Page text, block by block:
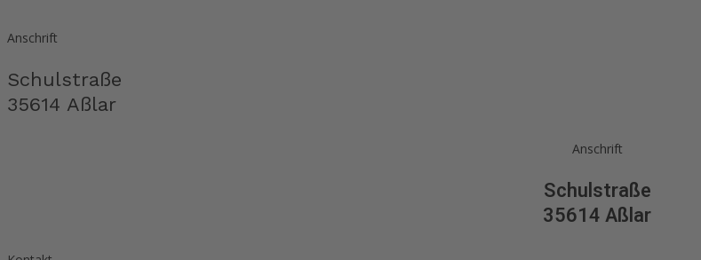
Anschrift
Schulstraße
35614 Aßlar
Anschrift
Schulstraße
35614 Aßlar